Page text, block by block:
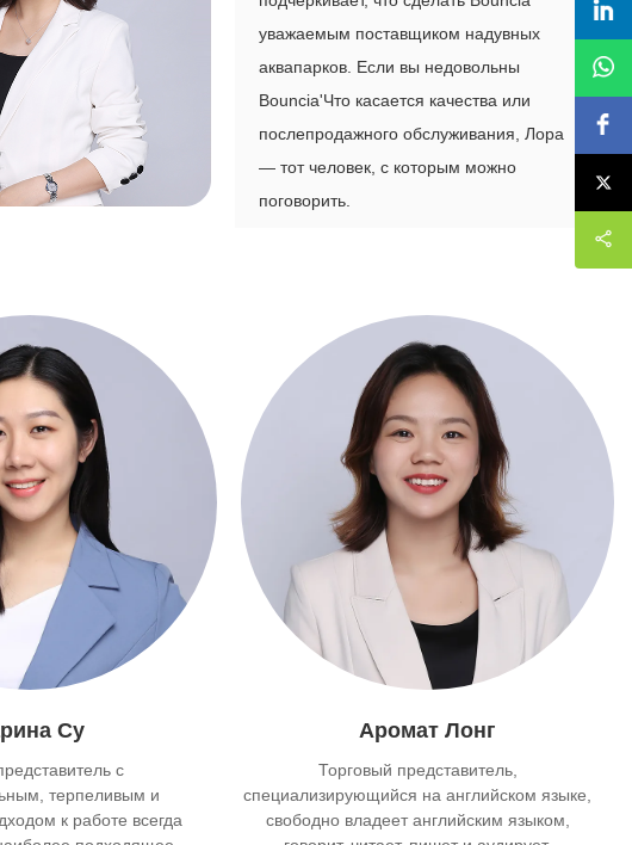
уважаемым поставщиком надувных
аквапарков. Если вы недовольны
Bouncia'Что касается качества или
послепродажного обслуживания, Лора
— тот человек, с которым можно
поговорить.
Су
с
терпеливым и
к работе всегда
Аромат Лонг
Торговый представитель,
специализирующийся на английском языке,
свободно владеет английским языком,